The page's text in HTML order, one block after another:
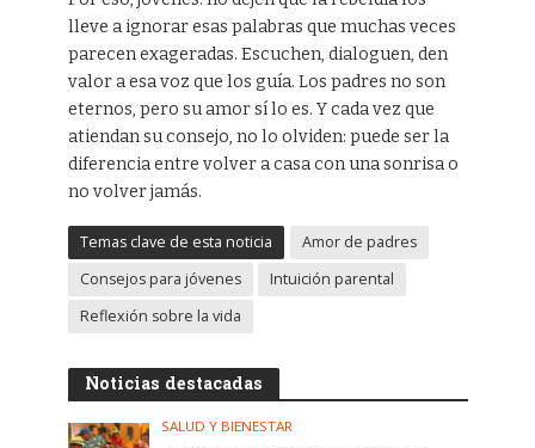
lleve a ignorar esas palabras que muchas veces
parecen exageradas. Escuchen, dialoguen, den
valor a esa voz que los guía. Los padres no son
eternos, pero su amor sí lo es. Y cada vez que
atiendan su consejo, no lo olviden: puede ser la
diferencia entre volver a casa con una sonrisa o
no volver jamás.
Temas clave de esta noticia
Amor de padres
Consejos para jóvenes
Intuición parental
Reflexión sobre la vida
Noticias destacadas
SALUD Y BIENESTAR